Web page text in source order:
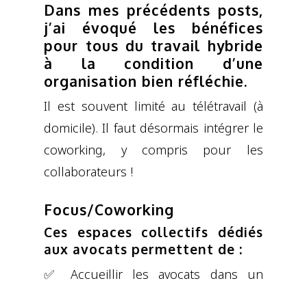
Dans mes précédents posts,
j’ai évoqué les bénéfices
pour tous du travail hybride
à la condition d’une
organisation bien réfléchie.
Il est souvent limité au télétravail (à
domicile). Il faut désormais intégrer le
coworking, y compris pour les
collaborateurs !
Focus/Coworking
Ces espaces collectifs dédiés
aux avocats permettent de :
✅ Accueillir les avocats dans un